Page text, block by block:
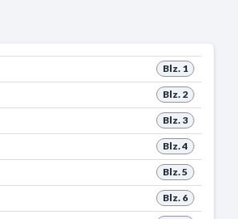
Blz. 1
Blz. 2
Blz. 3
Blz. 4
Blz. 5
Blz. 6